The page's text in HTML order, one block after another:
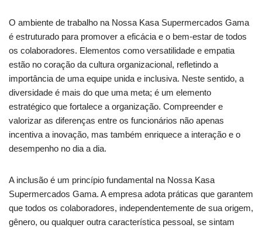
O ambiente de trabalho na Nossa Kasa Supermercados Gama
é estruturado para promover a eficácia e o bem-estar de todos
os colaboradores. Elementos como versatilidade e empatia
estão no coração da cultura organizacional, refletindo a
importância de uma equipe unida e inclusiva. Neste sentido, a
diversidade é mais do que uma meta; é um elemento
estratégico que fortalece a organização. Compreender e
valorizar as diferenças entre os funcionários não apenas
incentiva a inovação, mas também enriquece a interação e o
desempenho no dia a dia.
A inclusão é um princípio fundamental na Nossa Kasa
Supermercados Gama. A empresa adota práticas que garantem
que todos os colaboradores, independentemente de sua origem,
gênero, ou qualquer outra característica pessoal, se sintam